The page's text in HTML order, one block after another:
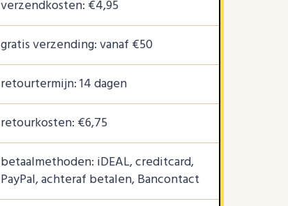
verzendkosten: €4,95
gratis verzending: vanaf €50
retourtermijn: 14 dagen
retourkosten: €6,75
betaalmethoden: iDEAL, creditcard,
PayPal, achteraf betalen, Bancontact